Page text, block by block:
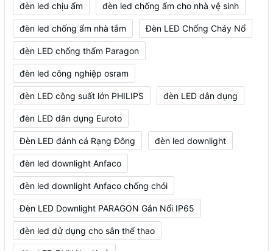
đèn led chịu ẩm đèn led chống ẩm cho nhà vệ sinh
đèn led chống ẩm nhà tắm Đèn LED Chống Cháy Nổ
đèn LED chống thấm Paragon
đèn led công nghiệp osram
đèn LED công suất lớn PHILIPS đèn LED dân dụng
đèn LED dân dụng Euroto
Đèn LED đánh cá Rạng Đông đèn led downlight
đèn led downlight Anfaco
đèn led downlight Anfaco chống chói
Đèn LED Downlight PARAGON Gắn Nổi IP65
đèn led dử dụng cho sân thể thao